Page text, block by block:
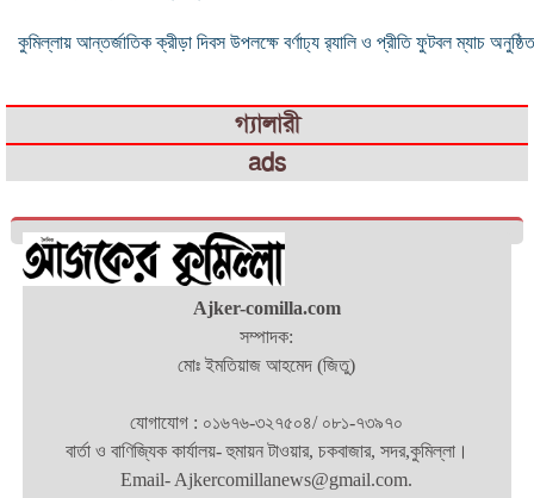
কুমিল্লায় আন্তর্জাতিক ক্রীড়া দিবস উপলক্ষে বর্ণাঢ্য র‌্যালি ও প্রীতি ফুটবল ম্যাচ অনুষ্ঠিত
গ্যালারী
ads
Ajker-comilla.com
সম্পাদক:
মোঃ ইমতিয়াজ আহমেদ (জিতু)
যোগাযোগ : ০১৬৭৬-৩২৭৫০৪/ ০৮১-৭৩৯৭০
বার্তা ও বাণিজ্যিক কার্যালয়- হুমায়ন টাওয়ার, চকবাজার, সদর,কুমিল্লা।
Email- Ajkercomillanews@gmail.com.